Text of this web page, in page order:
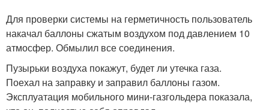
Для проверки системы на герметичность пользователь
накачал баллоны сжатым воздухом под давлением 10
атмосфер. Обмылил все соединения.
Пузырьки воздуха покажут, будет ли утечка газа.
Поехал на заправку и заправил баллоны газом.
Эксплуатация мобильного мини-газгольдера показала,